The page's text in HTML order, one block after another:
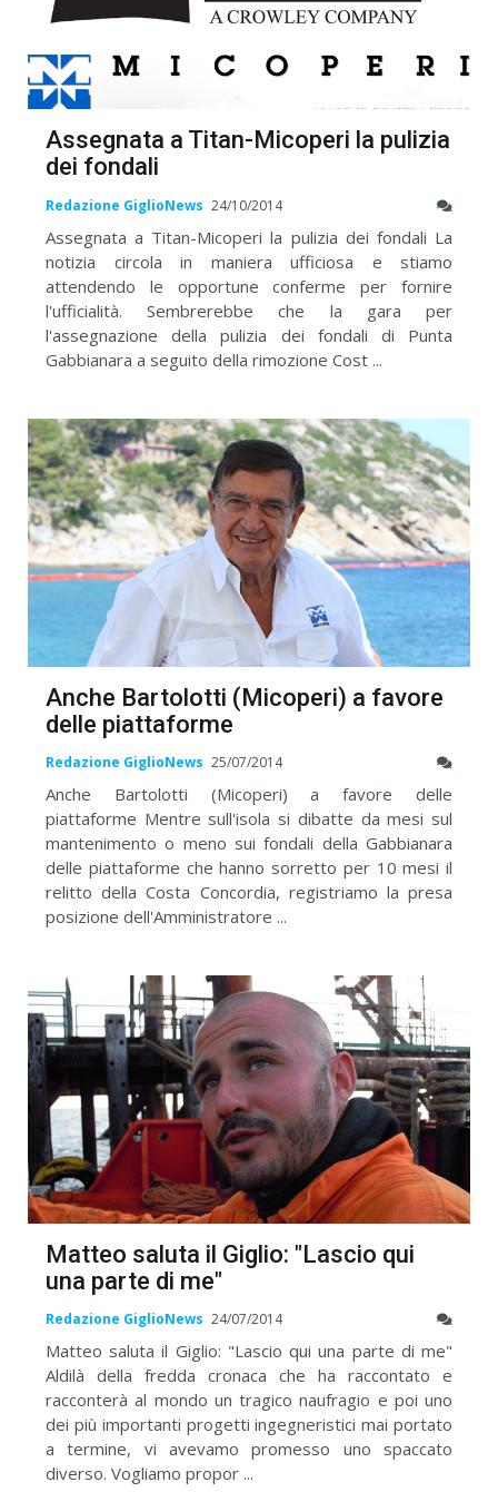
Assegnata a Titan-Micoperi la pulizia
dei fondali
Redazione GiglioNews 24/10/2014
Assegnata a Titan-Micoperi la pulizia dei fondali La
notizia circola in maniera ufficiosa e stiamo
attendendo le opportune conferme per fornire
l'ufficialità. Sembrerebbe che la gara per
l'assegnazione della pulizia dei fondali di Punta
Gabbianara a seguito della rimozione Cost ...
Anche Bartolotti (Micoperi) a favore
delle piattaforme
Redazione GiglioNews 25/07/2014
Anche Bartolotti (Micoperi) a favore delle
piattaforme Mentre sull'isola si dibatte da mesi sul
mantenimento o meno sui fondali della Gabbianara
delle piattaforme che hanno sorretto per 10 mesi il
relitto della Costa Concordia, registriamo la presa
posizione dell'Amministratore ...
Matteo saluta il Giglio: "Lascio qui
una parte di me"
Redazione GiglioNews 24/07/2014
Matteo saluta il Giglio: "Lascio qui una parte di me"
Aldilà della fredda cronaca che ha raccontato e
racconterà al mondo un tragico naufragio e poi uno
dei più importanti progetti ingegneristici mai portato
a termine, vi avevamo promesso uno spaccato
diverso. Vogliamo propor ...